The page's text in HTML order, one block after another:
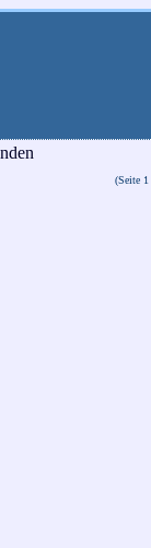
(Seite